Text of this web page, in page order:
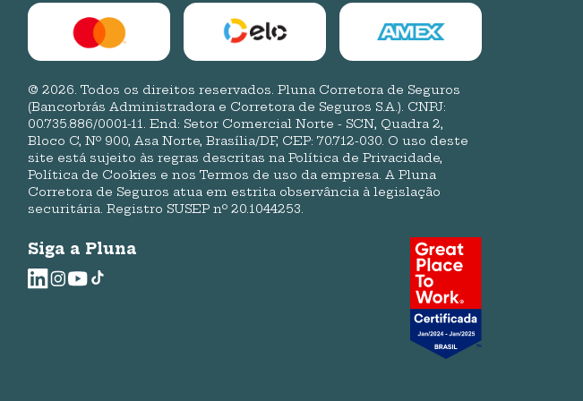
© 2026. Todos os direitos reservados. Pluna Corretora de Seguros
(Bancorbrás Administradora e Corretora de Seguros S.A.). CNPJ:
00.735.886/0001-11. End: Setor Comercial Norte - SCN, Quadra 2,
Bloco C, Nº 900, Asa Norte, Brasília/DF, CEP: 70.712-030. O uso deste
site está sujeito às regras descritas na Política de Privacidade,
Política de Cookies e nos Termos de uso da empresa. A Pluna
Corretora de Seguros atua em estrita observância à legislação
securitária. Registro SUSEP nº 20.1044253.
Siga a Pluna